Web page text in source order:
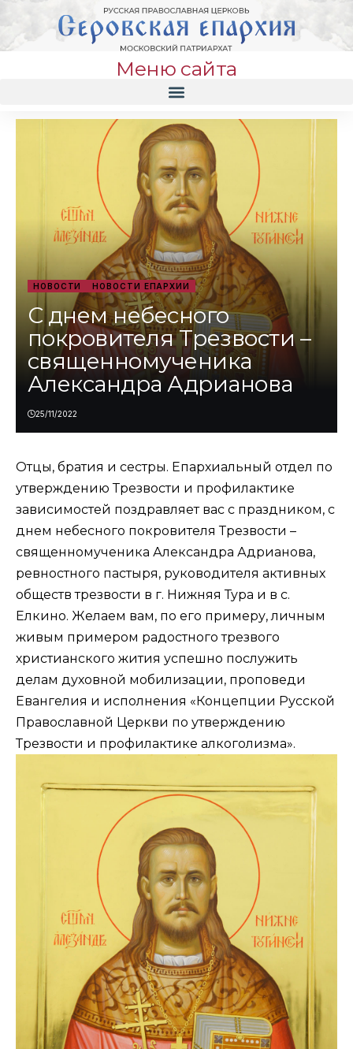
Меню сайта
НОВОСТИ НОВОСТИ ЕПАРХИИ
С днем небесного
покровителя Трезвости –
священномученика
Александра Адрианова
25/11/2022
Отцы, братия и сестры. Епархиальный отдел по
утверждению Трезвости и профилактике
зависимостей поздравляет вас с праздником, с
днем небесного покровителя Трезвости –
священномученика Александра Адрианова,
ревностного пастыря, руководителя активных
обществ трезвости в г. Нижняя Тура и в с.
Елкино. Желаем вам, по его примеру, личным
живым примером радостного трезвого
христианского жития успешно послужить
делам духовной мобилизации, проповеди
Евангелия и исполнения «Концепции Русской
Православной Церкви по утверждению
Трезвости и профилактике алкоголизма».